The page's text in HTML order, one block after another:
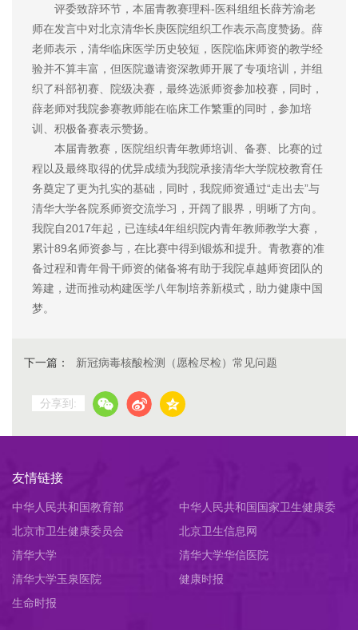
评委致辞环节，本届青教赛理科-医科组组长薛芳渝老
师在发言中对北京清华长庚医院组织工作表示高度赞扬。薛
老师表示，清华临床医学历史较短，医院临床师资的教学经
验并不算丰富，但医院邀请资深教师开展了专项培训，并组
织了科部初赛、院级决赛，最终选派师资参加校赛，同时，
薛老师对我院参赛教师能在临床工作繁重的同时，参加培
训、积极备赛表示赞扬。
本届青教赛，医院组织青年教师培训、备赛、比赛的过
程以及最终取得的优异成绩为我院承接清华大学院校教育任
务奠定了更为扎实的基础，同时，我院师资通过“走出去”与
清华大学各院系师资交流学习，开阔了眼界，明晰了方向。
我院自2017年起，已连续4年组织院内青年教师教学大赛，
累计89名师资参与，在比赛中得到锻炼和提升。青教赛的准
备过程和青年骨干师资的储备将有助于我院卓越师资团队的
筹建，进而推动构建医学八年制培养新模式，助力健康中国
梦。
下一篇： 新冠病毒核酸检测（愿检尽检）常见问题
分享到:
友情链接
中华人民共和国教育部
中华人民共和国国家卫生健康委
员会
北京市卫生健康委员会
北京卫生信息网
清华大学
清华大学华信医院
清华大学玉泉医院
健康时报
生命时报